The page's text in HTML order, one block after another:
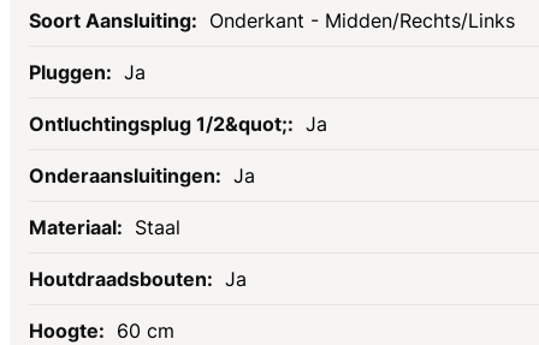
Onderkant - Midden/Rechts/Links
Ja
Ja
Ja
Staal
Ja
60 cm